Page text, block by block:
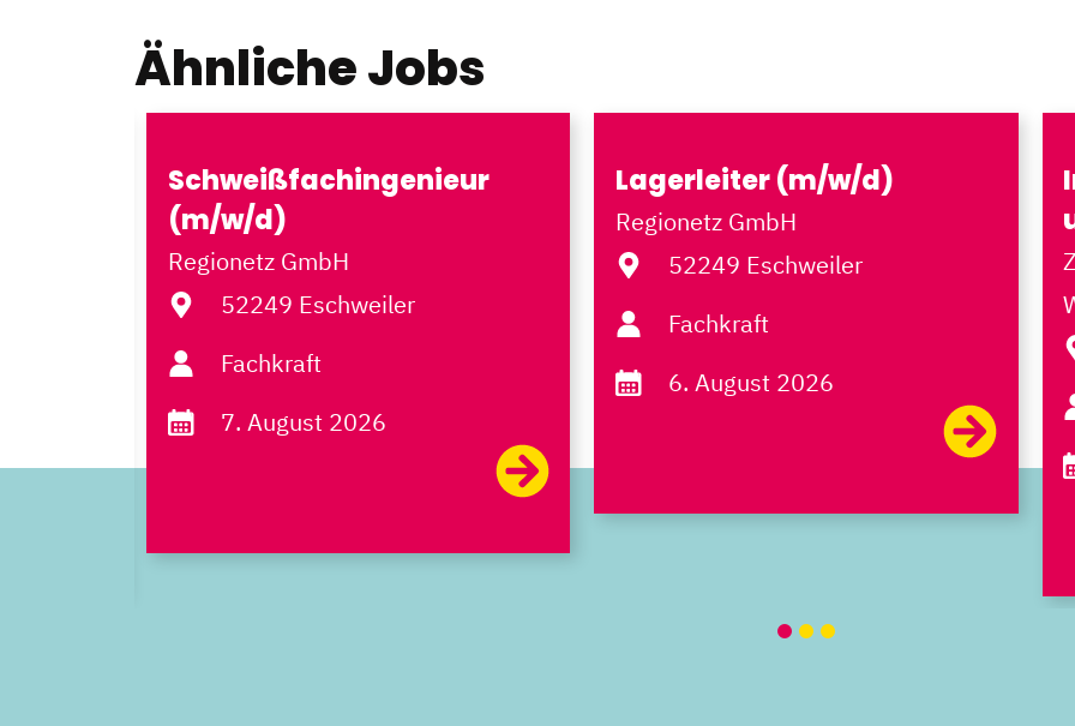
Ähnliche Jobs
Schweißfachingenieur
(m/w/d)
Regionetz GmbH
52249 Eschweiler
Fachkraft
7. August 2026
Lagerleiter (m/w/d)
Regionetz GmbH
52249 Eschweiler
Fachkraft
6. August 2026